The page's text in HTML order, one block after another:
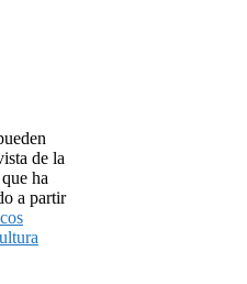
de la
ha
a partir